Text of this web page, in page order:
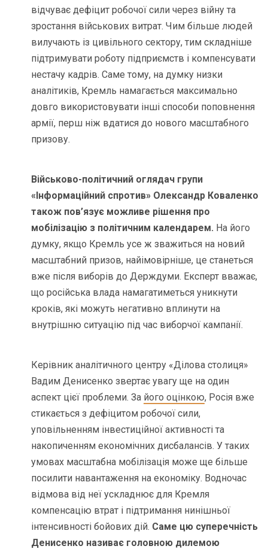
відчуває дефіцит робочої сили через війну та
зростання військових витрат. Чим більше людей
вилучають із цивільного сектору, тим складніше
підтримувати роботу підприємств і компенсувати
нестачу кадрів. Саме тому, на думку низки
аналітиків, Кремль намагається максимально
довго використовувати інші способи поповнення
армії, перш ніж вдатися до нового масштабного
призову.
Військово-політичний оглядач групи
«Інформаційний спротив» Олександр Коваленко
також пов’язує можливе рішення про
мобілізацію з політичним календарем. На його
думку, якщо Кремль усе ж зважиться на новий
масштабний призов, найімовірніше, це станеться
вже після виборів до Держдуми. Експерт вважає,
що російська влада намагатиметься уникнути
кроків, які можуть негативно вплинути на
внутрішню ситуацію під час виборчої кампанії.
Керівник аналітичного центру «Ділова столиця»
Вадим Денисенко звертає увагу ще на один
аспект цієї проблеми. За його оцінкою, Росія вже
стикається з дефіцитом робочої сили,
уповільненням інвестиційної активності та
накопиченням економічних дисбалансів. У таких
умовах масштабна мобілізація може ще більше
посилити навантаження на економіку. Водночас
відмова від неї ускладнює для Кремля
компенсацію втрат і підтримання нинішньої
інтенсивності бойових дій. Саме цю суперечність
Денисенко називає головною дилемою